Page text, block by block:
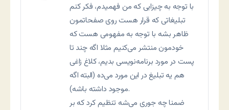
با توجه به چیزایی که من فهمیدم، فکر کنم
تبلیغاتی که قرار هست روی صفحاتمون
ظاهر بشه با توجه به مفهومی هست که
خودمون منتشر می‌کنیم مثلا اگه چند تا
پست در مورد برنامه‌نویسی بدیم، کلاغ زاغی
هم یه تبلیغ در این مورد می‌ده (البته اگه
موجود داشته باشه).
ضمنا چه جوری می‌شه تنظیم کرد که بر